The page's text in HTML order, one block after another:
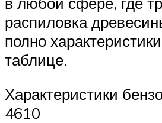
распиловка
полно
таблице.
Характеристики
4610